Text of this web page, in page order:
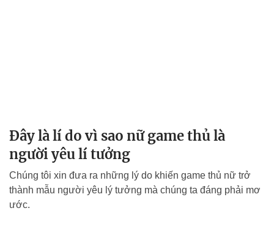
Đây là lí do vì sao nữ game thủ là
người yêu lí tưởng
Chúng tôi xin đưa ra những lý do khiến game thủ nữ trở
thành mẫu người yêu lý tưởng mà chúng ta đáng phải mơ
ước.